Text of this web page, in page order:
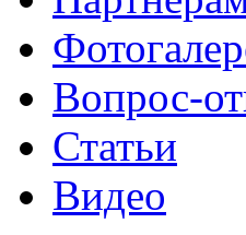
Вопрос-
Статьи
Видео